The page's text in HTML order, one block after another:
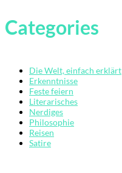
Categories
Die Welt, einfach erklärt
Erkenntnisse
Feste feiern
Literarisches
Nerdiges
Philosophie
Reisen
Satire